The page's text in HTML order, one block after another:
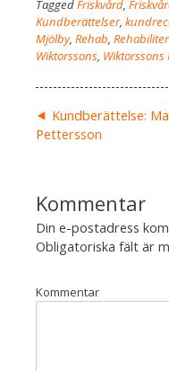
TaggedFriskvård,
Kundberättelser,
Mjölby, Rehab,
Wiktorssons, Wiktorssons
Kundberättelse:
Pettersson
Din e-postadress
Obligatoriska fält är
Kommentar